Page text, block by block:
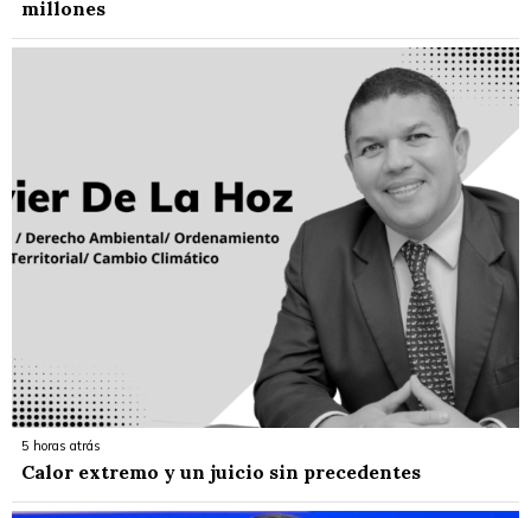
millones
5 horas atrás
Calor extremo y un juicio sin precedentes